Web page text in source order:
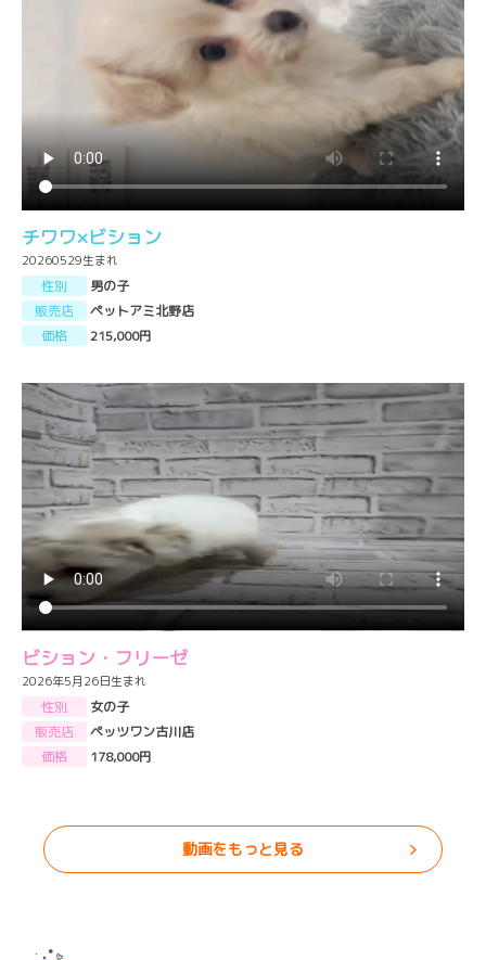
チワワ×ビション
20260529生まれ
性別
男の子
販売店
ペットアミ北野店
価格
215,000円
ビション・フリーゼ
2026年5月26日生まれ
性別
女の子
販売店
ペッツワン古川店
価格
178,000円
動画をもっと見る